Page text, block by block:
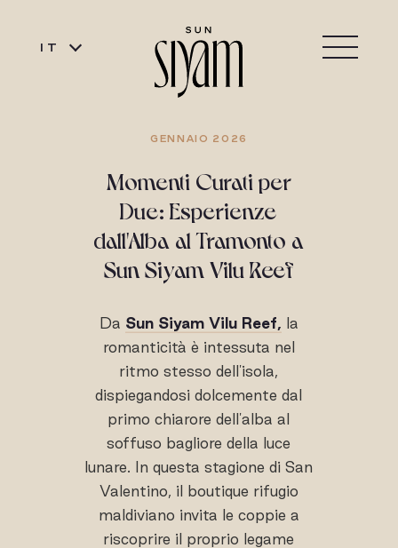
IT
GENNAIO 2026
Momenti Curati per
Due: Esperienze
dall'Alba al Tramonto a
Sun Siyam Vilu Reef
Da Sun Siyam Vilu Reef, la
romanticità è intessuta nel
ritmo stesso dell'isola,
dispiegandosi dolcemente dal
primo chiarore dell'alba al
soffuso bagliore della luce
lunare. In questa stagione di San
Valentino, il boutique rifugio
maldiviano invita le coppie a
riscoprire il proprio legame